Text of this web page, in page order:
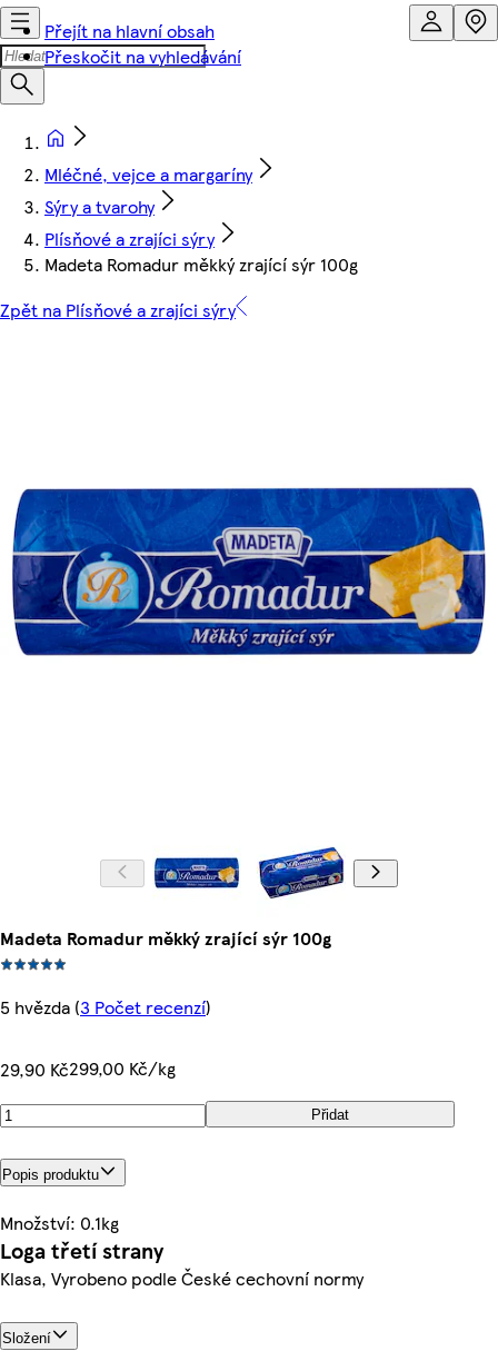
Přejít na hlavní obsah
Přeskočit na vyhledávání
Mléčné, vejce a margaríny
Sýry a tvarohy
Plísňové a zrajíci sýry
Madeta Romadur měkký zrající sýr 100g
Zpět na Plísňové a zrajíci sýry
Madeta Romadur měkký zrající sýr 100g
5 hvězda (3 Počet recenzí)
29,90 Kč299,00 Kč/kg
Přidat
Popis produktu
Množství: 0.1kg
Loga třetí strany
Klasa, Vyrobeno podle České cechovní normy
Složení